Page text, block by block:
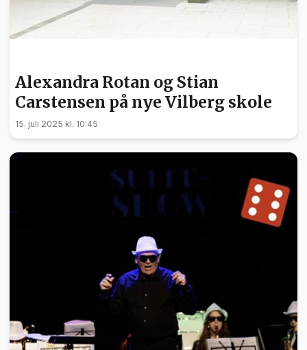
Alexandra Rotan og Stian
Carstensen på nye Vilberg skole
15. juli 2025 kl. 10:45